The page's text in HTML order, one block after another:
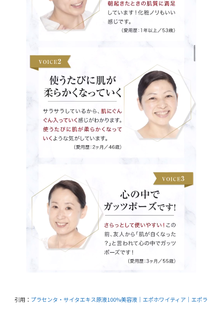
引用： プラセンタ・サイタエキス原液100%美容液｜エポホワイティア｜エポラ